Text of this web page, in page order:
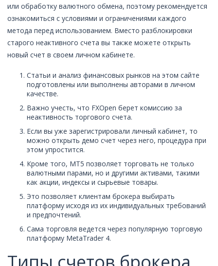
или обработку валютного обмена, поэтому рекомендуется
ознакомиться с условиями и ограничениями каждого
метода перед использованием. Вместо разблокировки
старого неактивного счета вы также можете открыть
новый счет в своем личном кабинете.
Статьи и анализ финансовых рынков на этом сайте
подготовлены или выполнены авторами в личном
качестве.
Важно учесть, что FXOpen берет комиссию за
неактивность торгового счета.
Если вы уже зарегистрировали личный кабинет, то
можно открыть демо счет через него, процедура при
этом упростится.
Кроме того, MT5 позволяет торговать не только
валютными парами, но и другими активами, такими
как акции, индексы и сырьевые товары.
Это позволяет клиентам брокера выбирать
платформу исходя из их индивидуальных требований
и предпочтений.
Сама торговля ведется через популярную торговую
платформу MetaTrader 4.